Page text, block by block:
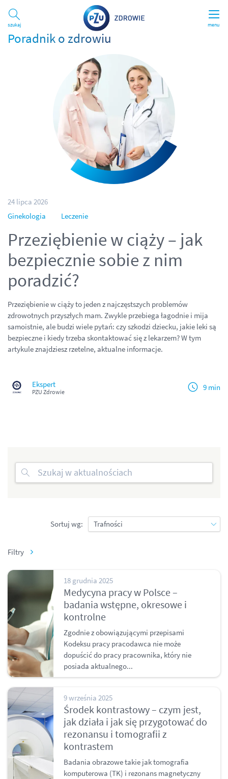
menu
Szukaj
Poradnik o zdrowiu
24 lipca 2026
Ginekologia
Leczenie
Przeziębienie w ciąży – jak
bezpiecznie sobie z nim
poradzić?
Przeziębienie w ciąży to jeden z najczęstszych problemów
zdrowotnych przyszłych mam. Zwykle przebiega łagodnie i mija
samoistnie, ale budzi wiele pytań: czy szkodzi dziecku, jakie leki są
bezpieczne i kiedy trzeba skontaktować się z lekarzem? W tym
artykule znajdziesz rzetelne, aktualne informacje.
Ekspert
PZU Zdrowie 9 min
Sortuj wg:
Filtry
18 grudnia 2025
Medycyna pracy w Polsce –
badania wstępne, okresowe i
kontrolne
Zgodnie z obowiązującymi przepisami
Kodeksu pracy pracodawca nie może
dopuścić do pracy pracownika, który nie
posiada aktualnego...
9 września 2025
Środek kontrastowy – czym jest,
jak działa i jak się przygotować do
rezonansu i tomografii z
kontrastem
Badania obrazowe takie jak tomografia
komputerowa (TK) i rezonans magnetyczny